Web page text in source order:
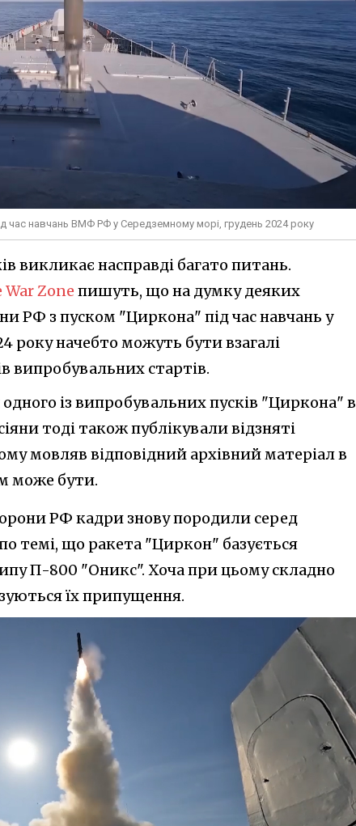
час навчань ВМФ РФ у Середземному морі, грудень 2024 року
викликає насправді багато питань.
War Zone пишуть, що на думку деяких
РФ з пуском "Циркона" під час навчань у
року начебто можуть бути взагалі
випробувальних стартів.
із випробувальних пусків "Циркона" в
тоді також публікували відзняті
мовляв відповідний архівний матеріал в
може бути.
РФ кадри знову породили серед
темі, що ракета "Циркон" базується
П-800 "Оникс". Хоча при цьому складно
їх припущення.